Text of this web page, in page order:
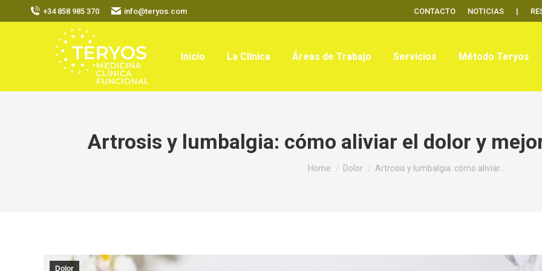
+34 858 985 370 info@teryos.com CONTACTO NOTICIAS |
Inicio La Clínica Áreas de Trabajo Servicios Método Teryos
Artrosis y lumbalgia: cómo aliviar el dolor y
You are here:
Home Dolor Artrosis y lumbalgia: cómo aliviar…
Dolor